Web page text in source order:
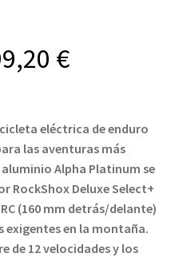
€.
€El
actual
es:
3.999,20
eléctrica de enduro
las aventuras más
Alpha Platinum se
RockShox Deluxe Select+
(160 mm detrás/delante)
exigentes en la montaña.
de 12 velocidades y los